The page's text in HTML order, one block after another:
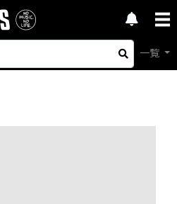
一覧